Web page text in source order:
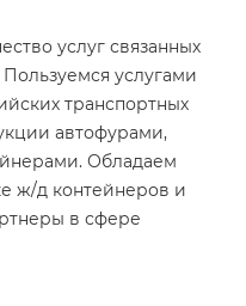
услуг связанных
услугами
транспортных
автофурами,
Обладаем
ж/д контейнеров и
в сфере